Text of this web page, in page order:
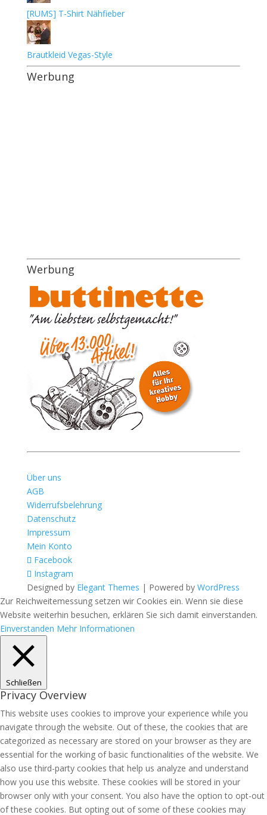
[RUMS] T-Shirt Nähfieber
Brautkleid Vegas-Style
Werbung
Werbung
Über uns
AGB
Widerrufsbelehrung
Datenschutz
Impressum
Mein Konto
Facebook
Instagram
Designed by Elegant Themes | Powered by WordPress
Zur Reichweitemessung setzen wir Cookies ein. Wenn sie diese
Website weiterhin besuchen, erklären Sie sich damit einverstanden.
Einverstanden Mehr Informationen
Schließen
Privacy Overview
This website uses cookies to improve your experience while you
navigate through the website. Out of these, the cookies that are
categorized as necessary are stored on your browser as they are
essential for the working of basic functionalities of the website. We
also use third-party cookies that help us analyze and understand
how you use this website. These cookies will be stored in your
browser only with your consent. You also have the option to opt-out
of these cookies. But opting out of some of these cookies may